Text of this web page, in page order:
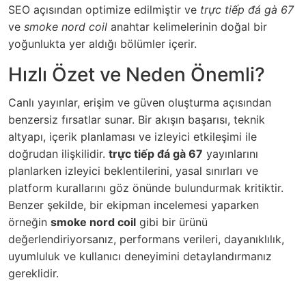
SEO açısından optimize edilmiştir ve trực tiếp đá gà 67
ve smoke nord coil anahtar kelimelerinin doğal bir
yoğunlukta yer aldığı bölümler içerir.
Hızlı Özet ve Neden Önemli?
Canlı yayınlar, erişim ve güven oluşturma açısından
benzersiz fırsatlar sunar. Bir akışın başarısı, teknik
altyapı, içerik planlaması ve izleyici etkileşimi ile
doğrudan ilişkilidir. trực tiếp đá gà 67 yayınlarını
planlarken izleyici beklentilerini, yasal sınırları ve
platform kurallarını göz önünde bulundurmak kritiktir.
Benzer şekilde, bir ekipman incelemesi yaparken
örneğin smoke nord coil gibi bir ürünü
değerlendiriyorsanız, performans verileri, dayanıklılık,
uyumluluk ve kullanıcı deneyimini detaylandırmanız
gereklidir.